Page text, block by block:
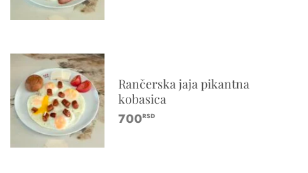
Rančerska jaja pikantna
kobasica
700RSD